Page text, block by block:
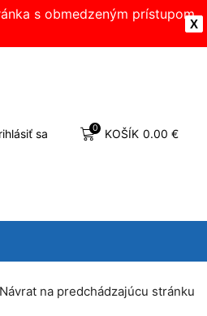
X
s obmedzeným prístupom.
sa 0 KOŠÍK 0.00 €
Návrat na predchádzajúcu stránku